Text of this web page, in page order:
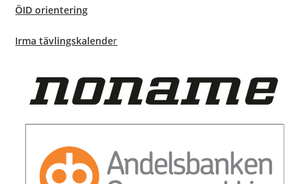
ÖID orientering
Irma tävlingskalender